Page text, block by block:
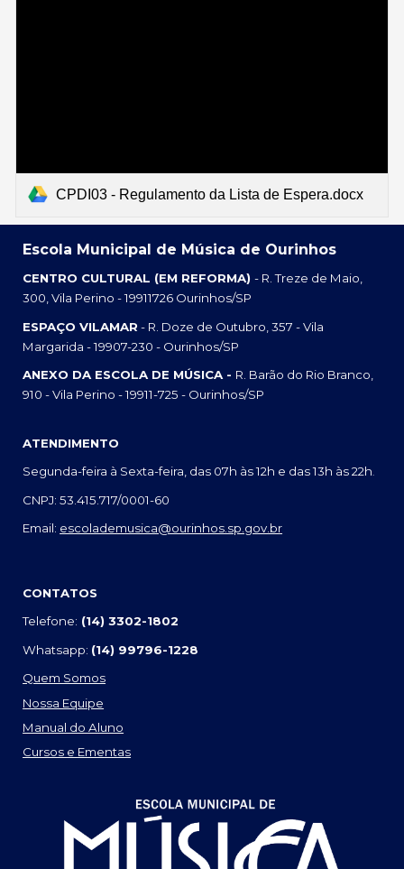
CPDI03 - Regulamento da Lista de Espera.docx
Escola Municipal de Música de Ourinhos
CENTRO CULTURAL (EM REFORMA)- R. Treze de Maio,
300, Vila Perino - 19911726 Ourinhos/SP
ESPAÇO VILAMAR - R. Doze de Outubro, 357 - Vila
Margarida - 19907-230 - Ourinhos/SP
ANEXO DA ESCOLA DE MÚSICA - R. Barão do Rio Branco,
910 - Vila Perino - 19911-725 - Ourinhos/SP
ATENDIMENTO
Segunda-feira à Sexta-feira, das 07h às 12h e das 13h às 22h.
CNPJ: 53.415.717/0001-60
Email: escolademusica@ourinhos.sp.gov.br
CONTATOS
Telefone: (14) 3302-1802
Whatsapp: (14) 99796-1228
Quem Somos
Nossa Equipe
Manual do Aluno
Cursos e Ementas